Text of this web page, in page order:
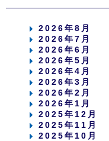
2026年8月
2026年7月
2026年6月
2026年5月
2026年4月
2026年3月
2026年2月
2026年1月
2025年12月
2025年11月
2025年10月